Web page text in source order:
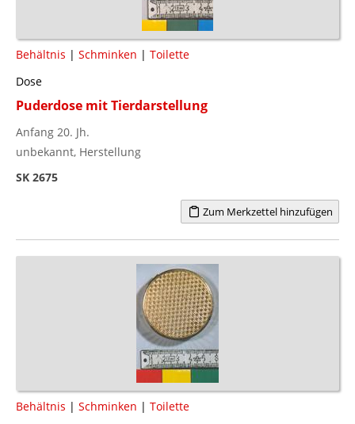
Behältnis | Schminken | Toilette
Dose
Puderdose mit Tierdarstellung
Anfang 20. Jh.
unbekannt, Herstellung
SK 2675
Zum Merkzettel hinzufügen
Behältnis | Schminken | Toilette